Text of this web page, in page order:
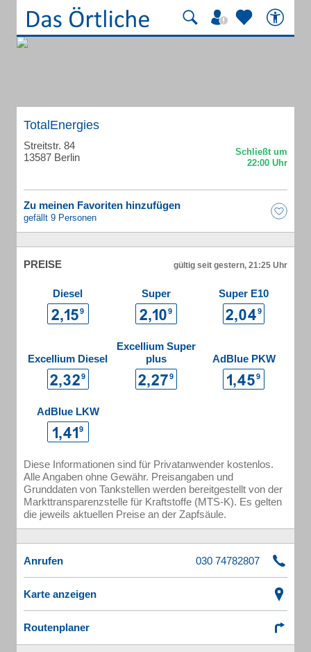
TotalEnergies
Streitstr. 84
13587 Berlin
Zu meinen Favoriten hinzufügen
gefällt 9 Personen
PREISE gültig seit gestern, 21:25 Uhr
Diesel Super Super E10
Excellium Diesel
Excellium Super
plus
AdBlue PKW
AdBlue LKW
Diese Informationen sind für Privatanwender kostenlos.
Alle Angaben ohne Gewähr. Preisangaben und
Grunddaten von Tankstellen werden bereitgestellt von der
Markttransparenzstelle für Kraftstoffe (MTS-K). Es gelten
die jeweils aktuellen Preise an der Zapfsäule.
Anrufen
Karte anzeigen
Routenplaner